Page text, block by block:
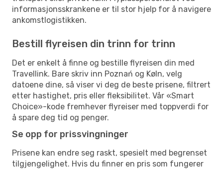
informasjonsskrankene er til stor hjelp for å navigere
ankomstlogistikken.
Bestill flyreisen din trinn for trinn
Det er enkelt å finne og bestille flyreisen din med
Travellink. Bare skriv inn Poznań og Køln, velg
datoene dine, så viser vi deg de beste prisene, filtrert
etter hastighet, pris eller fleksibilitet. Vår «Smart
Choice»-kode fremhever flyreiser med toppverdi for
å spare deg tid og penger.
Se opp for prissvingninger
Prisene kan endre seg raskt, spesielt med begrenset
tilgjengelighet. Hvis du finner en pris som fungerer